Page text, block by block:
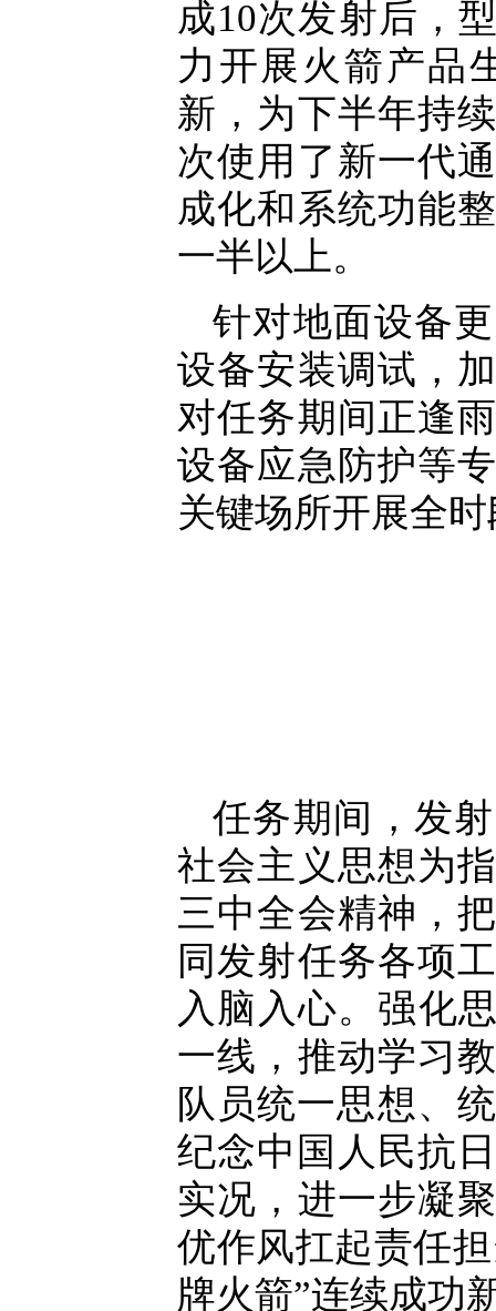
成10次发射后，
力开展火箭产品
新，为下半年持
次使用了新一代
成化和系统功能
一半以上。
针对地面设备
设备安装调试，
对任务期间正逢
设备应急防护等
关键场所开展全
任务期间，发
社会主义思想为
三中全会精神，
同发射任务各项
入脑入心。强化
一线，推动学习
队员统一思想、
纪念中国人民抗
实况，进一步凝
优作风扛起责任
牌火箭”连续成功